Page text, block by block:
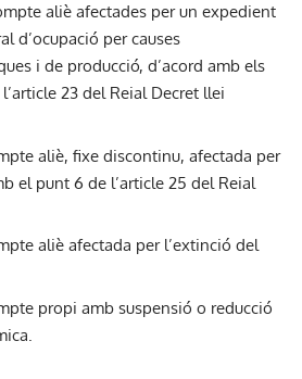
aliè afectades per un expedient
d’ocupació per causes
i de producció, d’acord amb els
23 del Reial Decret llei
aliè, fixe discontinu, afectada per
el punt 6 de l’article 25 del Reial
aliè afectada per l’extinció del
propi amb suspensió o reducció